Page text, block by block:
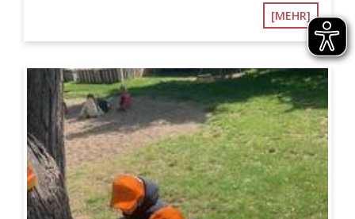
[MEHR]